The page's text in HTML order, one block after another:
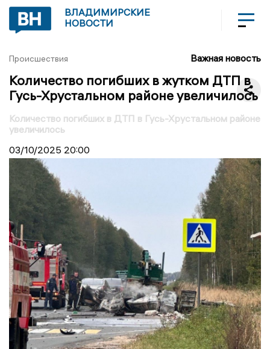
ВЛАДИМИРСКИЕ
НОВОСТИ
Происшествия Важная новость
Количество погибших в жутком ДТП в
Гусь-Хрустальном районе увеличилось
Количество погибших в ДТП в Гусь-Хрустальном районе
увеличилось
03/10/2025 20:00